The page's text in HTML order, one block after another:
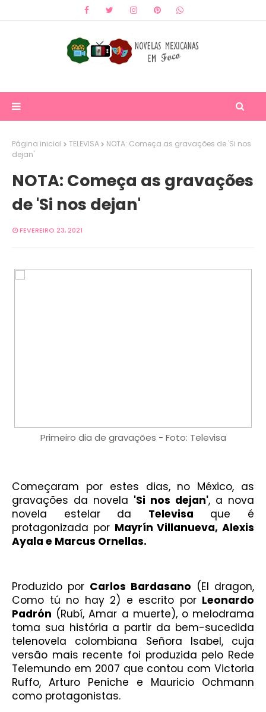
Página inicial TELEVISA
NOTA: Começa as gravações de 'Si nos
dejan'
NOTA: Começa as gravações
de 'Si nos dejan'
FEVEREIRO 23, 2021
Primeiro dia de gravações - Foto: Televisa
Começaram por estes dias, no México, as
gravações da novela 'Si nos dejan', a nova
novela estelar da Televisa que é
protagonizada por Mayrín Villanueva, Alexis
Ayala e Marcus Ornellas.
Produzido por Carlos Bardasano (El dragon,
Como tú no hay 2) e escrito por Leonardo
Padrón (Rubí, Amar a muerte), o melodrama
toma sua história a partir da bem-sucedida
telenovela colombiana Señora Isabel, cuja
versão mais recente foi produzida pelo Rede
Telemundo em 2007 que contou com Victoria
Ruffo, Arturo Peniche e Mauricio Ochmann
como protagonistas.